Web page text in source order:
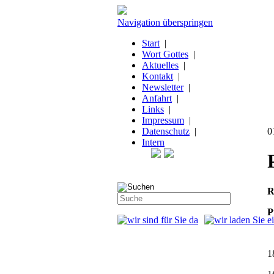
Navigation überspringen
Start |
Wort Gottes |
Aktuelles |
Kontakt |
Newsletter|
Anfahrt |
Links |
Impressum |
Datenschutz |
Intern